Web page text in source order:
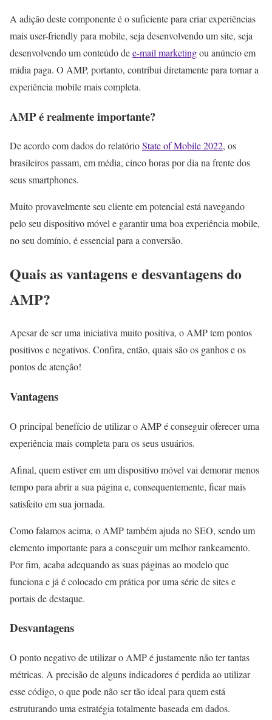
A adição deste componente é o suficiente para criar experiências
mais user-friendly para mobile, seja desenvolvendo um site, seja
desenvolvendo um conteúdo dee-mail marketingou anúncio em
mídia paga. O AMP, portanto, contribui diretamente para tornar a
experiência mobile mais completa.
AMP é realmente importante?
De acordo com dados do relatórioState of Mobile 2022, os
brasileiros passam, em média, cinco horas por dia na frente dos
seus smartphones.
Muito provavelmente seu cliente em potencial está navegando
pelo seu dispositivo móvel e garantir uma boa experiência mobile,
no seu domínio, é essencial para a conversão.
Quais as vantagens e desvantagens do
AMP?
Apesar de ser uma iniciativa muito positiva, o AMP tem pontos
positivos e negativos. Confira, então, quais são os ganhos e os
pontos de atenção!
Vantagens
O principal benefício de utilizar o AMP é conseguir oferecer uma
experiência mais completa para os seus usuários.
Afinal, quem estiver em um dispositivo móvel vai demorar menos
tempo para abrir a sua página e, consequentemente, ficar mais
satisfeito em sua jornada.
Como falamos acima, o AMP também ajuda no SEO, sendo um
elemento importante para a conseguir um melhor rankeamento.
Por fim, acaba adequando as suas páginas ao modelo que
funciona e já é colocado em prática por uma série de sites e
portais de destaque.
Desvantagens
O ponto negativo de utilizar o AMP é justamente não ter tantas
métricas. A precisão de alguns indicadores é perdida ao utilizar
esse código, o que pode não ser tão ideal para quem está
estruturando uma estratégia totalmente baseada em dados.